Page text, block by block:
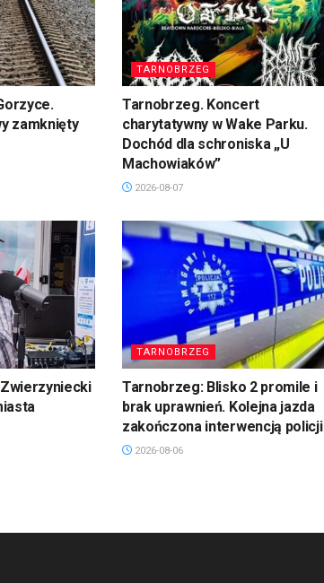
zamknięty
TARNOBRZEG
Tarnobrzeg. Koncert
charytatywny w Wake Parku.
Dochód dla schroniska „U
Machowiaków”
2026-08-07
TARNOBRZEG
Tarnobrzeg: Blisko 2 promile i
brak uprawnień. Kolejna jazda
zakończona interwencją policji
2026-08-06